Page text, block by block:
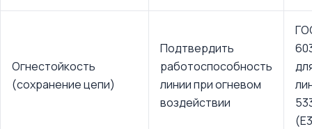
Огнестойкость
(сохранение цепи)
Подтвердить
работоспособность
линии при огневом
воздействии